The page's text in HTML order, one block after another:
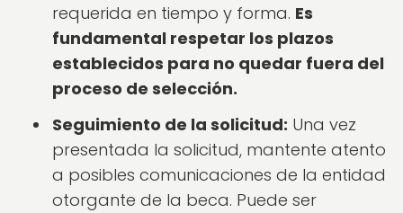
requerida en tiempo y forma. Es
fundamental respetar los plazos
establecidos para no quedar fuera del
proceso de selección.
Seguimiento de la solicitud: Una vez
presentada la solicitud, mantente atento
a posibles comunicaciones de la entidad
otorgante de la beca. Puede ser